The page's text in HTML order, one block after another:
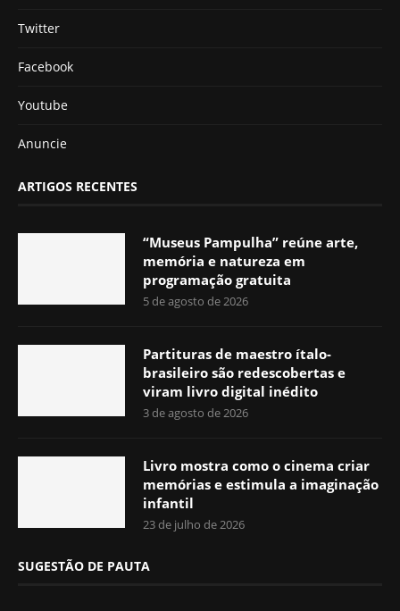
Twitter
Facebook
Youtube
Anuncie
ARTIGOS RECENTES
“Museus Pampulha” reúne arte,
memória e natureza em
programação gratuita
5 de agosto de 2026
Partituras de maestro ítalo-
brasileiro são redescobertas e
viram livro digital inédito
3 de agosto de 2026
Livro mostra como o cinema criar
memórias e estimula a imaginação
infantil
23 de julho de 2026
SUGESTÃO DE PAUTA